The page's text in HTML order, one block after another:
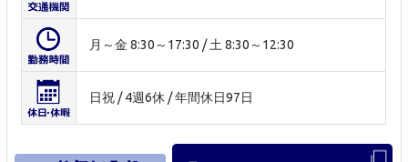
月～金 8:30～17:30 / 土 8:30～12:30
日祝 / 4週6休 / 年間休日97日